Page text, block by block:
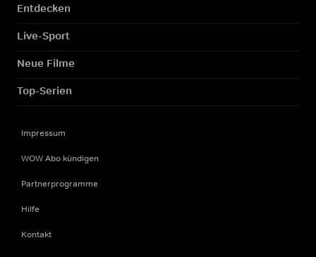
Entdecken
Live-Sport
Neue Filme
Top-Serien
Impressum
WOW Abo kündigen
Partnerprogramme
Hilfe
Kontakt